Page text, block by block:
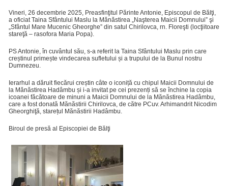
Vineri, 26 decembrie 2025, Preasfinţitul Părinte Antonie, Episcopul de Bălţi,
a oficiat Taina Sfântului Maslu la Mănăstirea „Naşterea Maicii Domnului” şi
„Sfântul Mare Mucenic Gheorghe” din satul Chirilovca, rn. Floreşti (locţiitoare
stareţă – rasofora Maria Popa).
PS Antonie, în cuvântul său, s-a referit la Taina Sfântului Maslu prin care
creștinul primește vindecarea sufletului și a trupului de la Bunul nostru
Dumnezeu.
Ierarhul a dăruit fiecărui creștin câte o iconiță cu chipul Maicii Domnului de
la Mănăstirea Hadâmbu și i-a invitat pe cei prezenți să se închine la copia
icoanei făcătoare de minuni a Maicii Domnului de la Mănăstirea Hadâmbu,
care a fost donată Mănăstirii Chirilovca, de către PCuv. Arhimandrit Nicodim
Gheorghiţă, starețul Mănăstirii Hadâmbu.
Biroul de presă al Episcopiei de Bălţi